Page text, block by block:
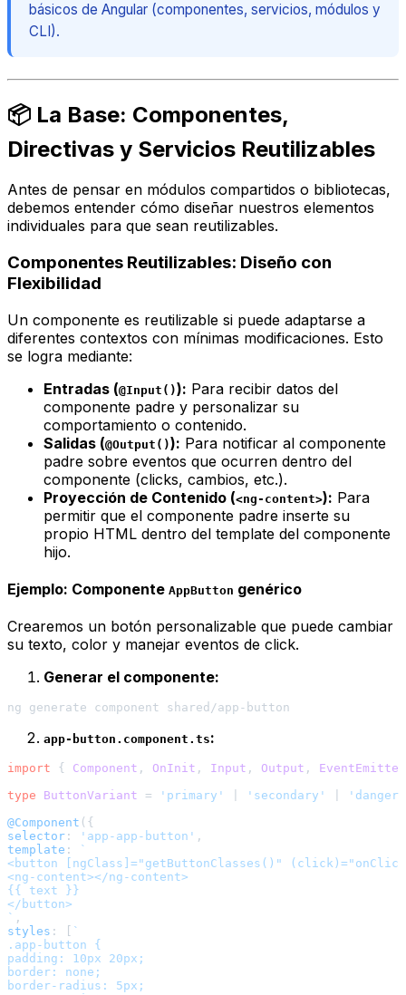
básicos de Angular (componentes, servicios, módulos y
CLI).
📦 La Base: Componentes,
Directivas y Servicios Reutilizables
Antes de pensar en módulos compartidos o bibliotecas,
debemos entender cómo diseñar nuestros elementos
individuales para que sean reutilizables.
Componentes Reutilizables: Diseño con
Flexibilidad
Un componente es reutilizable si puede adaptarse a
diferentes contextos con mínimas modificaciones. Esto
se logra mediante:
Entradas (@Input()): Para recibir datos del
componente padre y personalizar su
comportamiento o contenido.
Salidas (@Output()): Para notificar al componente
padre sobre eventos que ocurren dentro del
componente (clicks, cambios, etc.).
Proyección de Contenido (<ng-content>): Para
permitir que el componente padre inserte su
propio HTML dentro del template del componente
hijo.
Ejemplo: Componente AppButton genérico
Crearemos un botón personalizable que puede cambiar
su texto, color y manejar eventos de click.
Generar el componente:
app-button.component.ts:
import { Component , OnInit , Input , Output , EventEmitter
type
ButtonVariant = 'primary' 'secondary'
'danger'
@Component
selector : 'app-app-button'
template :
`
<button [ngClass]="getButtonClasses()"
<ng-content></ng-content>
{{ text }}
</button>
`
styles : [
`
.app-button {
padding: 10px 20px;
border: none;
border-radius: 5px;